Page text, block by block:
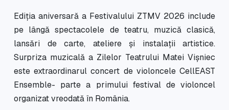
Ediția aniversară a Festivalului ZTMV 2026 include
pe lângă spectacolele de teatru, muzică clasică,
lansări de carte, ateliere și instalații artistice.
Surpriza muzicală a Zilelor Teatrului Matei Vișniec
este extraordinarul concert de violoncele CellEAST
Ensemble- parte a primului festival de violoncel
organizat vreodată în România.